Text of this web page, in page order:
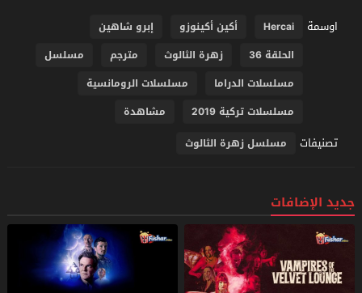
اوسمة
Hercai أكين أكينوزو
إبرو شاهين
الحلقة 36
زهرة الثالوث مترجم
مسلسل
مسلسلات الدراما
مسلسلات الرومانسية
مسلسلات تركية 2019
مشاهدة
تصنيفات مسلسل زهرة الثالوث
جديد الإضافات